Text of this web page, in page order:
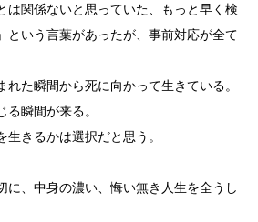
は関係ないと思っていた、もっと早く検
という言葉があったが、事前対応が全て
た瞬間から死に向かって生きている。
瞬間が来る。
生きるかは選択だと思う。
に、中身の濃い、悔い無き人生を全うし